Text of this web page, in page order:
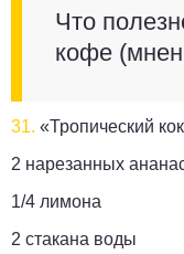
Что
кофе
31. «Тропический
2 нарезанных
1/4 лимона
2 стакана воды